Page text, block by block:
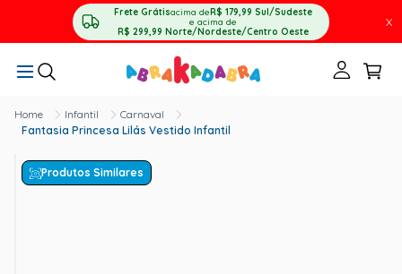
Frete Grátisacima deR$ 179,99 Sul/Sudeste
e acima de
R$ 299,99 Norte/Nordeste/Centro Oeste
X
Infantil
Carnaval
Fantasia Princesa Lilás Vestido Infantil
Produtos Similares